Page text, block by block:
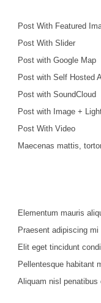
Post With Featured
Post With Slider
Post with Google Map
Post with Self Hosted
Post with SoundCloud
Post with Image +
Post With Video
Maecenas mattis,
Elementum mauris
Praesent adipiscing
Elit eget tincidunt
Pellentesque habitant
Aliquam nisl